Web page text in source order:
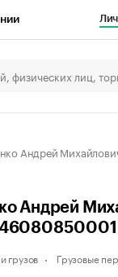
Андрей
Андрей
грузов Грузовые